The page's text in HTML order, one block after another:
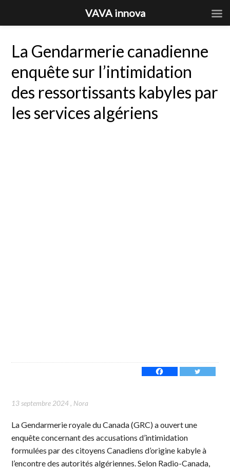
La Gendarmerie canadienne
enquête sur l’intimidation
des ressortissants kabyles par
les services algériens
13 septembre 2024, Nora
La Gendarmerie royale du Canada (GRC) a ouvert une
enquête concernant des accusations d’intimidation
formulées par des citoyens Canadiens d’origine kabyle à
l’encontre des autorités algériennes. Selon Radio-Canada,
VAVA innova